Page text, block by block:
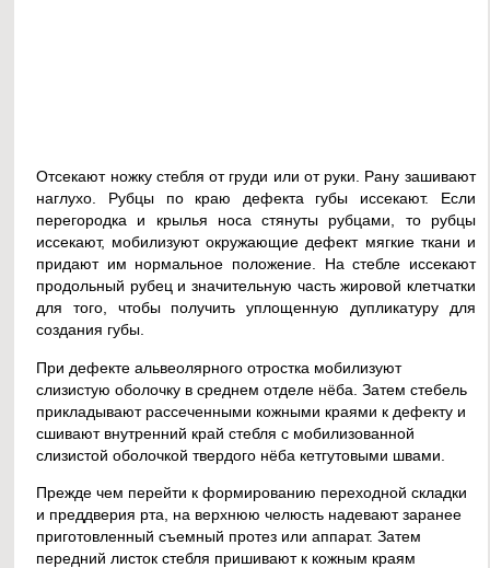
Отсекают ножку стебля от груди или от руки. Рану зашивают
наглухо. Рубцы по краю дефекта губы иссекают. Если
перегородка и крылья носа стянуты рубцами, то рубцы
иссекают, мобилизуют окружающие дефект мягкие ткани и
придают им нормальное положение. На стебле иссекают
продольный рубец и значительную часть жировой клетчатки
для того, чтобы получить уплощенную дупликатуру для
создания губы.
При дефекте альвеолярного отростка мобилизуют
слизистую оболочку в среднем отделе нёба. Затем стебель
прикладывают рассеченными кожными краями к дефекту и
сшивают внутренний край стебля с мобилизованной
слизистой оболочкой твердого нёба кетгутовыми швами.
Прежде чем перейти к формированию переходной складки
и преддверия рта, на верхнюю челюсть надевают заранее
приготовленный съемный протез или аппарат. Затем
передний листок стебля пришивают к кожным краям